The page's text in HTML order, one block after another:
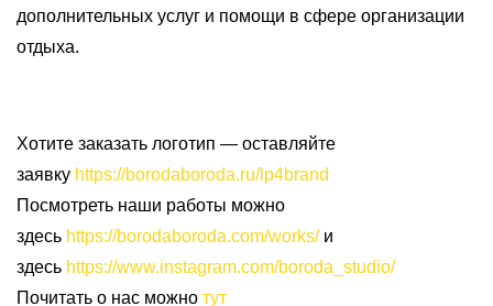
дополнительных услуг и помощи в сфере организации
отдыха.
Хотите заказать логотип — оставляйте
заявку https://borodaboroda.ru/lp4brand
Посмотреть наши работы можно
здесь https://borodaboroda.com/works/и
здесь https://www.instagram.com/boroda_studio/
Почитать о нас можно тут